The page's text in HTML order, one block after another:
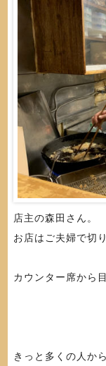
店主の森田さん。
お店はご夫婦で切
カウンター席から
きっと多くの人か